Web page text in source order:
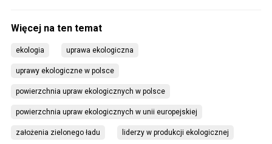
ekologia uprawa ekologiczna
uprawy ekologiczne w polsce
powierzchnia upraw ekologicznych w polsce
powierzchnia upraw ekologicznych w unii europejskiej
założenia zielonego ładu liderzy w produkcji ekologicznej